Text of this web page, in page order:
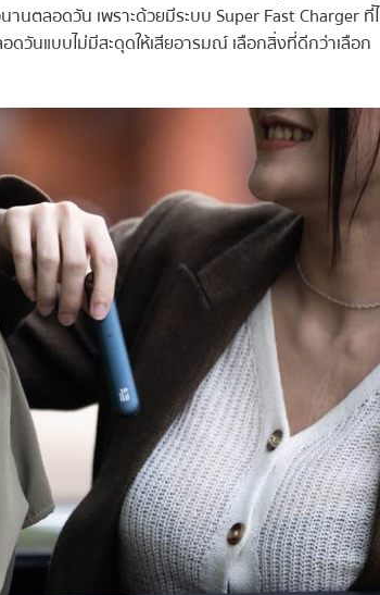
นตลอดวัน เพราะด้วยมีระบบ Super Fast Charger ที่
ดวันแบบไม่มีสะดุดให้เสียอารมณ์ เลือกสิ่งที่ดีกว่าเลือก